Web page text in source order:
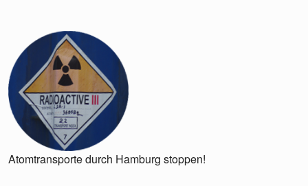
Atomtransporte durch Hamburg stoppen!